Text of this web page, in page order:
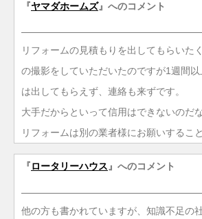
『ヤマダホームズ』へのコメント
リフォームの見積もりを出してもらいた
の撮影をしていただいたのですが1週間
は出してもらえず、連絡も来ずです。
大手だからといって信用はできないのだ
リフォームは別の業者様にお願いするこ
『ロータリーハウス』へのコメント
他の方も書かれていますが、知識不足の